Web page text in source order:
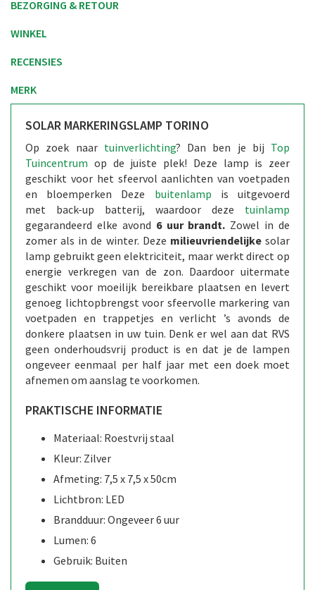
BEZORGING & RETOUR
WINKEL
RECENSIES
MERK
SOLAR MARKERINGSLAMP TORINO
Op zoek naar tuinverlichting? Dan ben je bij Top
Tuincentrum op de juiste plek! Deze lamp is zeer
geschikt voor het sfeervol aanlichten van voetpaden
en bloemperken Deze buitenlamp is uitgevoerd
met back-up batterij, waardoor deze tuinlamp
gegarandeerd elke avond 6 uur brandt. Zowel in de
zomer als in de winter. Deze milieuvriendelijkesolar
lamp gebruikt geen elektriciteit, maar werkt direct op
energie verkregen van de zon. Daardoor uitermate
geschikt voor moeilijk bereikbare plaatsen en levert
genoeg lichtopbrengst voor sfeervolle markering van
voetpaden en trappetjes en verlicht ’s avonds de
donkere plaatsen in uw tuin. Denk er wel aan dat RVS
geen onderhoudsvrij product is en dat je de lampen
ongeveer eenmaal per half jaar met een doek moet
afnemen om aanslag te voorkomen.
PRAKTISCHE INFORMATIE
Materiaal: Roestvrij staal
Kleur: Zilver
Afmeting: 7,5 x 7,5 x 50cm
Lichtbron: LED
Brandduur: Ongeveer 6 uur
Lumen: 6
Gebruik: Buiten